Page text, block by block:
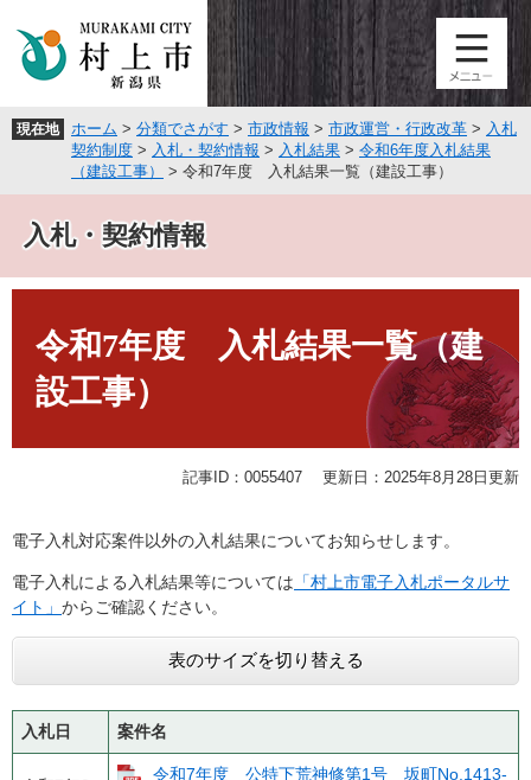
頭
飛
へ
現在地 ホーム > 分類でさがす > 市政情報 > 市政運営・行政改革 > 入札
契約制度 > 入札・契約情報 > 入札結果 > 令和6年度入札結果
（建設工事）
> 令和7年度 入札結果一覧（建設工事）
入札・契約情報
令和7年度 入札結果一覧（建
設工事）
記事ID：0055407 更新日：2025年8月28日更新
電子入札対応案件以外の入札結果についてお知らせします。
電子入札による入札結果等については 「村上市電子入札ポータルサ
イト」 からご確認ください。
表のサイズを切り替える
入札日 案件名
令和7年度 公特下荒神修第1号 坂町No.1413-